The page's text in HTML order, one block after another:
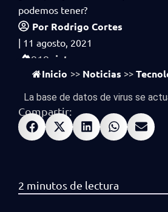
podemos tener?
Por Rodrigo Cortes
| 11 agosto, 2021
919 vistas
Inicio >> Noticias >>
La base de datos de virus se
Compartir: